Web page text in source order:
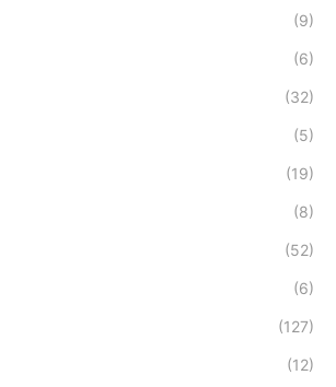
(9)
(6)
(32)
(5)
(19)
(8)
(52)
(6)
(127)
(12)